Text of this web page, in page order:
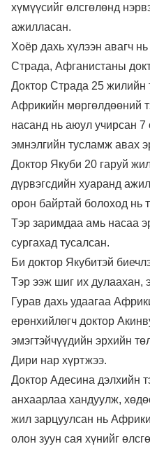
хүмүүсийг өлсгөлөнд
ажилласан.
Хоёр дахь хүлээн авагч
Страда, Афганистаны
Доктор Страда 25
Африкийн мөргөлдөөний
насанд нь аюул учирсан 7
эмнэлгийн тусламж авах
Доктор Якуби 20 гаруй
дүрвэгсдийн хуаранд
орон байртай болоход нь
Тэр заримдаа амь насаа
сургахад тусалсан.
Би доктор Якубитэй
Тэр ээж шиг их дулаахан,
Гурав дахь удаагаа
ерөнхийлөгч доктор
эмэгтэйчүүдийн эрхийн
Дири нар хүртжээ.
Доктор Адесина дэлхийн
анхаарлаа хандуулж,
жил зарцуулсан нь
олон зуун сая хүнийг